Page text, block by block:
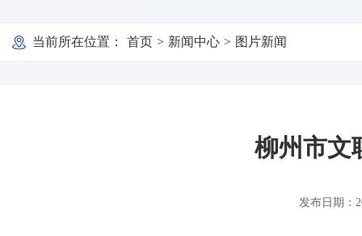
当前所在位置： 首页 > 新闻中心 > 图片新闻
柳州市文
发布日期：